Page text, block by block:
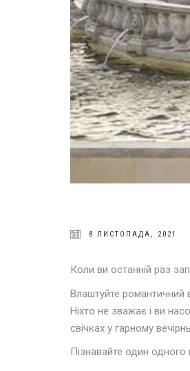
8 ЛИСТОПАДА, 2021
Коли ви останній раз
Влаштуйте романтичний
Ніхто не зважає і ви
свічках у гарному
Пізнавайте один